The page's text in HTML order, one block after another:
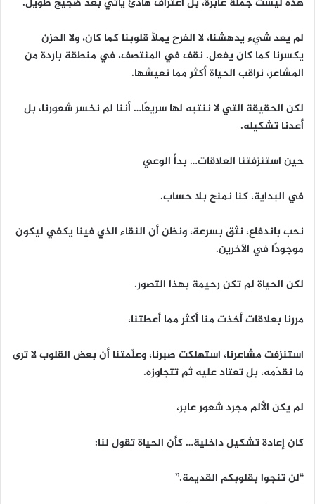
لم يعد شيء يدهشنا، لا الفرح يملأ قلوبنا كما كان، ولا الحزن
يكسرنا كما كان يفعل. نقف في المنتصف، في منطقة باردة من
المشاعر، نراقب الحياة أكثر مما نعيشها.
لكن الحقيقة التي لا ننتبه لها سريعًا… أننا لم نخسر شعورنا، بل
أعدنا تشكيله.
حين استنزفتنا العلاقات… بدأ الوعي
في البداية، كنا نمنح بلا حساب.
نحب باندفاع، نثق بسرعة، ونظن أن النقاء الذي فينا يكفي ليكون
موجودًا في الآخرين.
لكن الحياة لم تكن رحيمة بهذا التصور.
مررنا بعلاقات أخذت منا أكثر مما أعطتنا،
استنزفت مشاعرنا، استهلكت صبرنا، وعلّمتنا أن بعض القلوب لا ترى
ما نقدّمه، بل تعتاد عليه ثم تتجاوزه.
لم يكن الألم مجرد شعور عابر،
كان إعادة تشكيل داخلية… كأن الحياة تقول لنا:
“لن تنجوا بقلوبكم القديمة.”